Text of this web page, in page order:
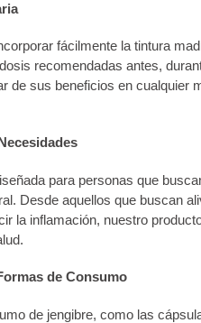
fácilmente la tintura
recomendadas antes,
de sus beneficios en cualquier
para personas que
Desde aquellos que buscan
la inflamación, nuestro
de Consumo
de jengibre, como las